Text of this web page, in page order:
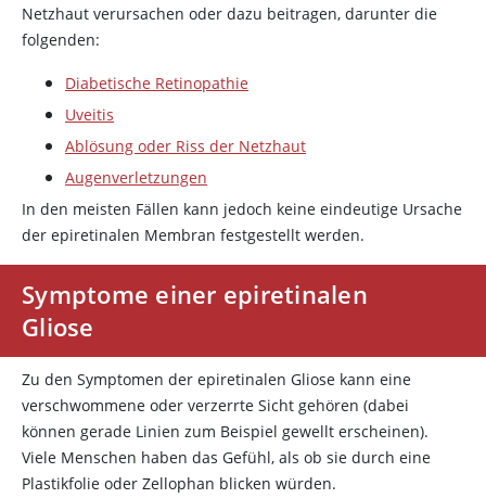
Netzhaut verursachen oder dazu beitragen, darunter die
folgenden:
Diabetische Retinopathie
Uveitis
Ablösung oder Riss der Netzhaut
Augenverletzungen
In den meisten Fällen kann jedoch keine eindeutige Ursache
der epiretinalen Membran festgestellt werden.
Symptome einer epiretinalen
Gliose
Zu den Symptomen der epiretinalen Gliose kann eine
verschwommene oder verzerrte Sicht gehören (dabei
können gerade Linien zum Beispiel gewellt erscheinen).
Viele Menschen haben das Gefühl, als ob sie durch eine
Plastikfolie oder Zellophan blicken würden.